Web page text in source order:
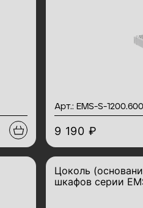
Арт.: EMS-S-
9 190 ₽
Цоколь
шкафов серии